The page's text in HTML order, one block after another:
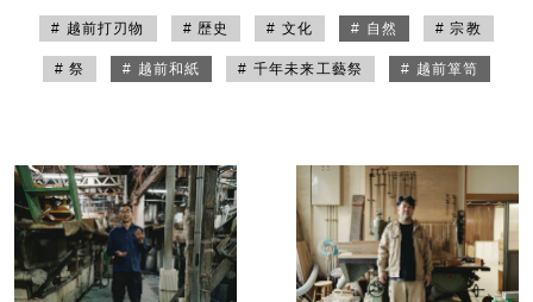
# 越前打刃物 # 歴史 # 文化 # 自然 # 宗教
# 祭 # 越前和紙 # 千年未来工藝祭 # 越前箪笥